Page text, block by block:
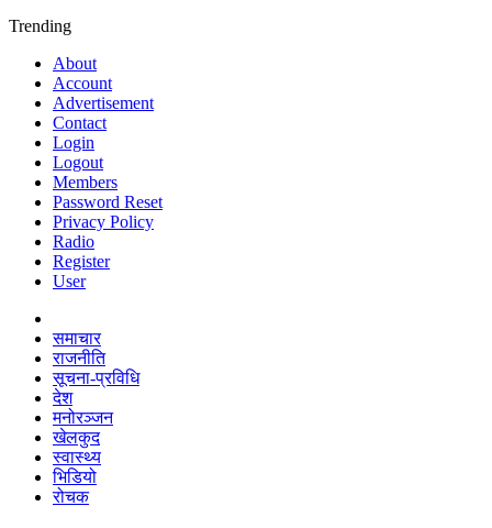
Trending
About
Account
Advertisement
Contact
Login
Logout
Members
Password Reset
Privacy Policy
Radio
Register
User
समाचार
राजनीति
सूचना-प्रविधि
देश
मनोरञ्जन
खेलकुद
स्वास्थ्य
भिडियो
रोचक